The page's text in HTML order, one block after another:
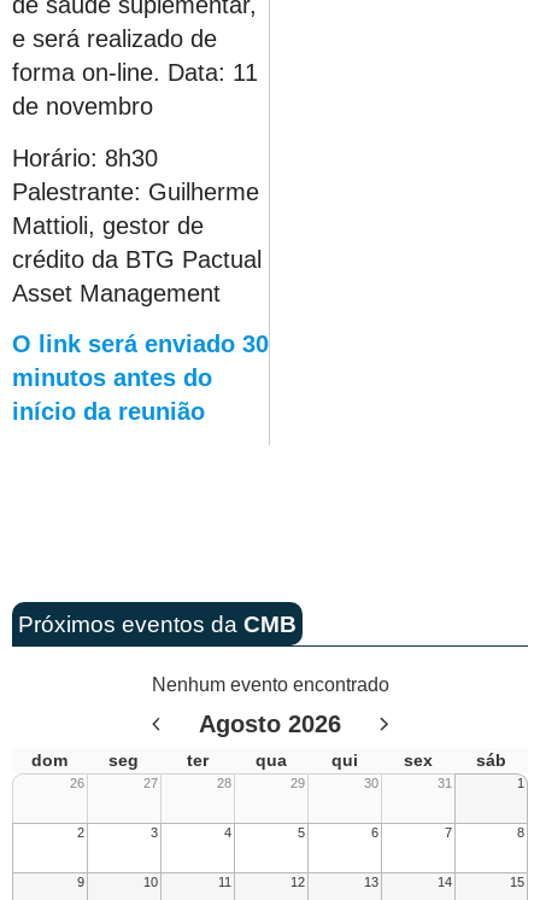
e será realizado de
forma on-line. Data: 11
de novembro
Horário: 8h30
Palestrante: Guilherme
Mattioli, gestor de
crédito da BTG Pactual
Asset Management
O link será enviado 30
minutos antes do
início da reunião
Próximos eventos da CMB
Nenhum evento encontrado
Agosto 2026
dom seg ter qua qui sex sáb
26 27 28 29 30 31 1
2 3 4 5 6 7 8
9 10 11 12 13 14 15